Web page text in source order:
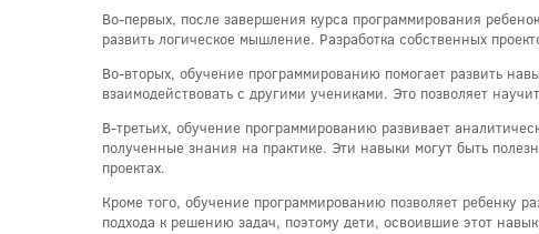
Во-первых, после завершения курса программирования
развить логическое мышление. Разработка собственных
Во-вторых, обучение программированию помогает развить
взаимодействовать с другими учениками. Это позволяет
В-третьих, обучение программированию развивает
полученные знания на практике. Эти навыки могут быть
проектах.
Кроме того, обучение программированию позволяет ребенку
подхода к решению задач, поэтому дети, освоившие этот